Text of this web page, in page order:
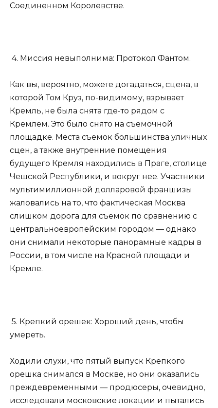
Соединенном Королевстве.
4. Миссия невыполнима: Протокол Фантом.
Как вы, вероятно, можете догадаться, сцена, в
которой Том Круз, по-видимому, взрывает
Кремль, не была снята где-то рядом с
Кремлем. Это было снято на съемочной
площадке. Места съемок большинства уличных
сцен, а также внутренние помещения
будущего Кремля находились в Праге, столице
Чешской Республики, и вокруг нее. Участники
мультимиллионной долларовой франшизы
жаловались на то, что фактическая Москва
слишком дорога для съемок по сравнению с
центральноевропейским городом — однако
они снимали некоторые панорамные кадры в
России, в том числе на Красной площади и
Кремле.
5. Крепкий орешек: Хороший день, чтобы
умереть.
Ходили слухи, что пятый выпуск Крепкого
орешка снимался в Москве, но они оказались
преждевременными — продюсеры, очевидно,
исследовали московские локации и пытались